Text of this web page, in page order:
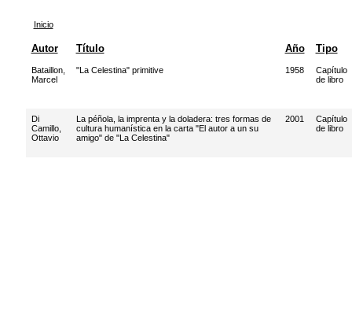
Inicio
Autor Título Año Tipo
Bataillon,
Marcel
"La Celestina" primitive 1958
Capítulo
de libro
Di
Camillo,
Ottavio
La péñola, la imprenta y la doladera: tres formas de
cultura humanística en la carta "El autor a un su
amigo" de "La Celestina"
2001
Capítulo
de libro